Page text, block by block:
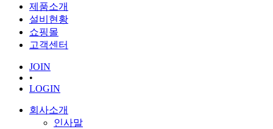
제품소개
설비현황
쇼핑몰
고객센터
JOIN
•
LOGIN
회사소개
인사말